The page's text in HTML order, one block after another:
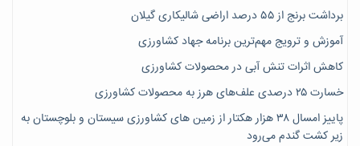
برداشت برنج از ۵۵ درصد اراضی شالیکاری گیلان
آموزش و ترویج مهم‌ترین برنامه جهاد کشاورزی
کاهش اثرات تنش آبی در محصولات کشاورزی
خسارت ۲۵ درصدی علف‌های هرز به محصولات کشاورزی
پاییز امسال ۳۸ هزار هکتار از زمین های کشاورزی سیستان و بلوچستان به
زیر کشت گندم می‌رود